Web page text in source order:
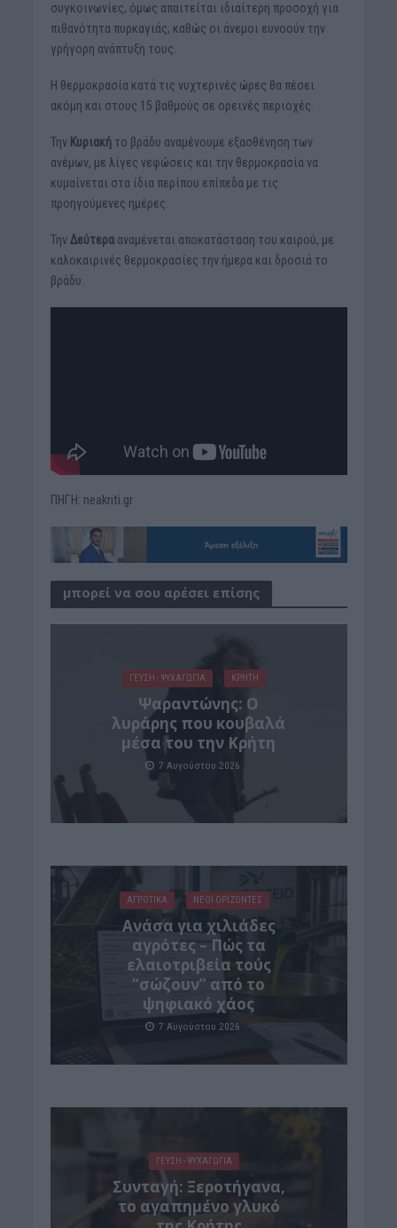
συγκοινωνίες, όμως απαιτείται ιδιαίτερη προσοχή για
πιθανότητα πυρκαγιάς, καθώς οι άνεμοι ευνοούν την
γρήγορη ανάπτυξη τους.
Η θερμοκρασία κατά τις νυχτερινές ώρες θα πέσει
ακόμη και στους 15 βαθμούς σε ορεινές περιοχές.
Την Κυριακήτο βράδυ αναμένουμε εξασθένηση των
ανέμων, με λίγες νεφώσεις και την θερμοκρασία να
κυμαίνεται στα ίδια περίπου επίπεδα με τις
προηγούμενες ημέρες.
ΤηνΔεύτερα αναμένεται αποκατάσταση του καιρού, με
καλοκαιρινές θερμοκρασίες την ήμερα και δροσιά το
βράδυ.
ΠΗΓΗ: neakriti.gr
μπορεί να σου αρέσει επίσης
ΓΕΎΣΗ - ΨΥΧΑΓΩΓΊΑ ΚΡΗΤΗ
Ψαραντώνης: Ο
λυράρης που κουβαλά
μέσα του την Κρήτη
7 Αυγούστου 2026
ΑΓΡΟΤΙΚΑ ΝΕΟΙ ΟΡΙΖΟΝΤΕΣ
Ανάσα για χιλιάδες
αγρότες – Πώς τα
ελαιοτριβεία τούς
“σώζουν” από το
ψηφιακό χάος
7 Αυγούστου 2026
ΓΕΎΣΗ - ΨΥΧΑΓΩΓΊΑ
Συνταγή: Ξεροτήγανα,
το αγαπημένο γλυκό